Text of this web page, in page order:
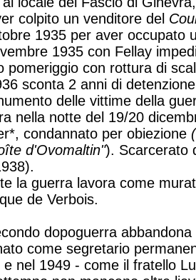
colpito un venditore del
1935 per aver occupato
1935 con Fellay
pomeriggio con rottura di
sconta 2 anni di
delle vittime della
nella notte del 19/20
condannato per obiezione
d'Ovomaltin"). Scarcerato
la guerra lavora come
de Verbois.
dopoguerra
come segretario
e nel 1949 - come il fratello